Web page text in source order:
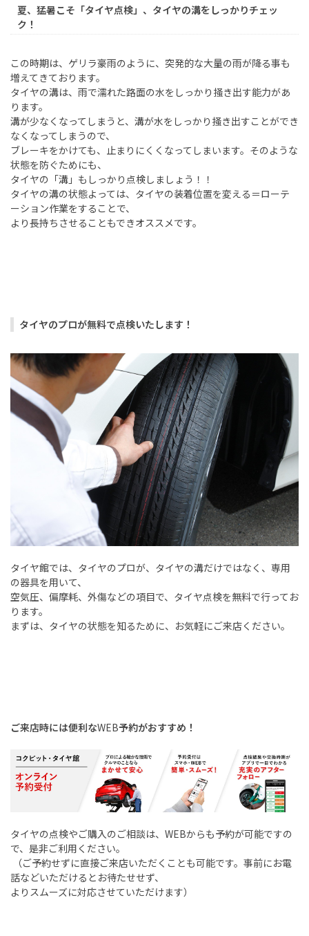
夏、猛暑こそ「タイヤ点検」、タイヤの溝をしっかりチェッ
ク！
この時期は、ゲリラ豪雨のように、突発的な大量の雨が降る事も
増えてきております。
タイヤの溝は、雨で濡れた路面の水をしっかり掻き出す能力があ
ります。
溝が少なくなってしまうと、溝が水をしっかり掻き出すことができ
なくなってしまうので、
ブレーキをかけても、止まりにくくなってしまいます。そのような
状態を防ぐためにも、
タイヤの「溝」もしっかり点検しましょう！！
タイヤの溝の状態よっては、タイヤの装着位置を変える＝ローテ
ーション作業をすることで、
より長持ちさせることもできオススメです。
タイヤのプロが無料で点検いたします！
タイヤ館では、タイヤのプロが、タイヤの溝だけではなく、専用
の器具を用いて、
空気圧、偏摩耗、外傷などの項目で、タイヤ点検を無料で行ってお
ります。
まずは、タイヤの状態を知るために、お気軽にご来店ください。
ご来店時には便利なWEB予約がおすすめ！
タイヤの点検やご購入のご相談は、 WEBからも予約が可能ですの
で、是非ご利用ください。
（ご予約せずに直接ご来店いただくことも可能です。事前にお電
話などいただけるとお待たせせず、
よりスムーズに対応させていただけます）